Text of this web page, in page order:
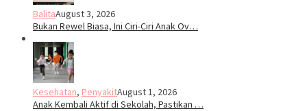
BalitaAugust 3, 2026
Bukan Rewel Biasa, Ini Ciri-Ciri Anak Ov…
Kesehatan, PenyakitAugust 1, 2026
Anak Kembali Aktif di Sekolah, Pastikan …